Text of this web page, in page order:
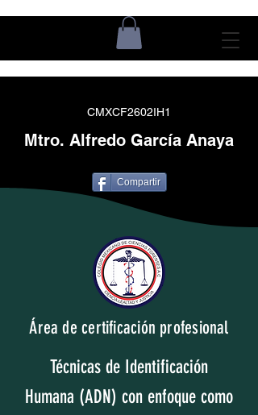
CMXCF2602IH1
Mtro. Alfredo García Anaya
Compartir
Área de certificación profesional
Técnicas de Identificación
Humana (ADN) con enfoque como